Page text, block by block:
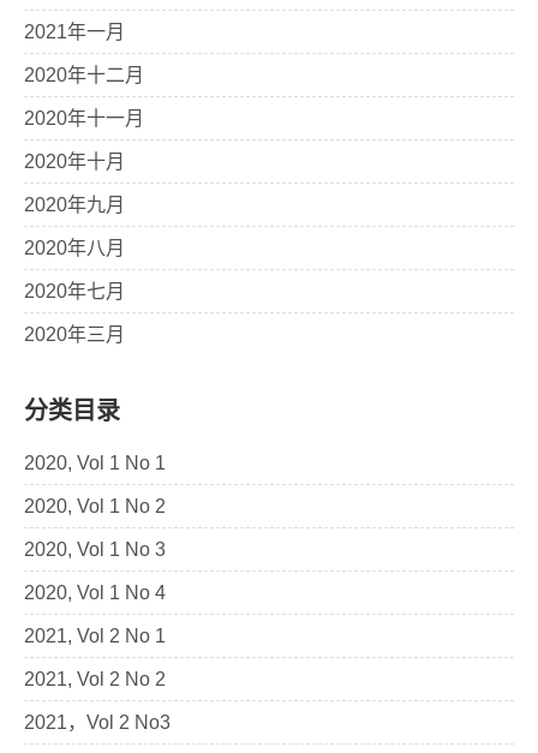
2021年一月
2020年十二月
2020年十一月
2020年十月
2020年九月
2020年八月
2020年七月
2020年三月
分类目录
2020, Vol 1 No 1
2020, Vol 1 No 2
2020, Vol 1 No 3
2020, Vol 1 No 4
2021, Vol 2 No 1
2021, Vol 2 No 2
2021，Vol 2 No3